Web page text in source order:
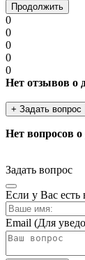
Продолжить
0
0
0
0
0
Нет отзывов о
+ Задать вопрос
Нет вопросов о
Задать вопрос
Если у Вас
Email (Для